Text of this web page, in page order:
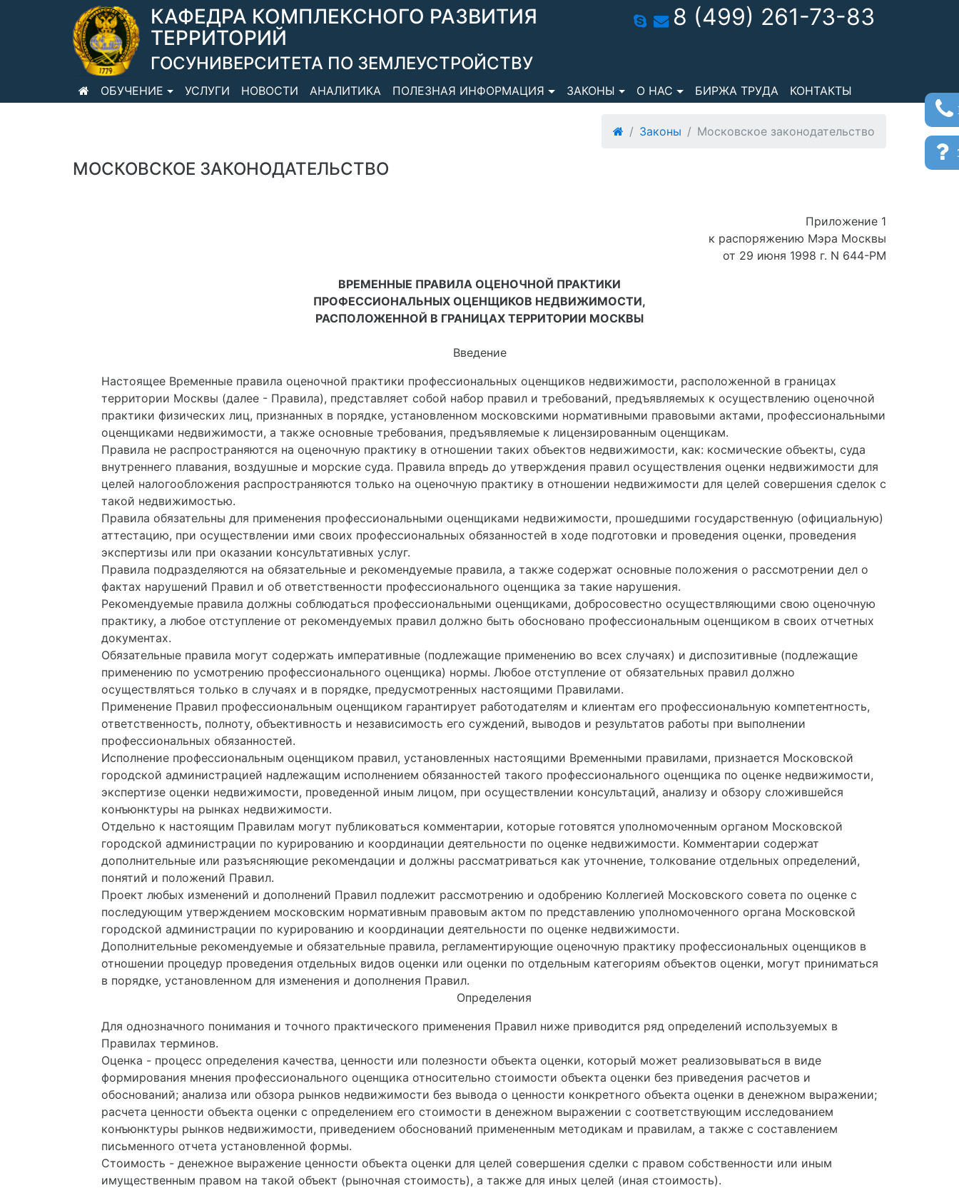
КАФЕДРА КОМПЛЕКСНОГО РАЗВИТИЯ
ТЕРРИТОРИЙ
ГОСУНИВЕРСИТЕТА ПО ЗЕМЛЕУСТРОЙСТВУ
8 (499) 261-73-83
ОБУЧЕНИЕ УСЛУГИ НОВОСТИ АНАЛИТИКА ПОЛЕЗНАЯ ИНФОРМАЦИЯ ЗАКОНЫ О НАС БИРЖА ТРУДА КОНТАКТЫ
Законы Московское законодательство
МОСКОВСКОЕ ЗАКОНОДАТЕЛЬСТВО
Приложение 1
к распоряжению Мэра Москвы
от 29 июня 1998 г. N 644-РМ
ВРЕМЕННЫЕ ПРАВИЛА ОЦЕНОЧНОЙ ПРАКТИКИ
ПРОФЕССИОНАЛЬНЫХ ОЦЕНЩИКОВ НЕДВИЖИМОСТИ,
РАСПОЛОЖЕННОЙ В ГРАНИЦАХ ТЕРРИТОРИИ МОСКВЫ
Введение
Настоящее Временные правила оценочной практики профессиональных оценщиков недвижимости, расположенной в границах
территории Москвы (далее - Правила), представляет собой набор правил и требований, предъявляемых к осуществлению оценочной
практики физических лиц, признанных в порядке, установленном московскими нормативными правовыми актами, профессиональными
оценщиками недвижимости, а также основные требования, предъявляемые к лицензированным оценщикам.
Правила не распространяются на оценочную практику в отношении таких объектов недвижимости, как: космические объекты, суда
внутреннего плавания, воздушные и морские суда. Правила впредь до утверждения правил осуществления оценки недвижимости для
целей налогообложения распространяются только на оценочную практику в отношении недвижимости для целей совершения сделок с
такой недвижимостью.
Правила обязательны для применения профессиональными оценщиками недвижимости, прошедшими государственную (официальную)
аттестацию, при осуществлении ими своих профессиональных обязанностей в ходе подготовки и проведения оценки, проведения
экспертизы или при оказании консультативных услуг.
Правила подразделяются на обязательные и рекомендуемые правила, а также содержат основные положения о рассмотрении дел о
фактах нарушений Правил и об ответственности профессионального оценщика за такие нарушения.
Рекомендуемые правила должны соблюдаться профессиональными оценщиками, добросовестно осуществляющими свою оценочную
практику, а любое отступление от рекомендуемых правил должно быть обосновано профессиональным оценщиком в своих отчетных
документах.
Обязательные правила могут содержать императивные (подлежащие применению во всех случаях) и диспозитивные (подлежащие
применению по усмотрению профессионального оценщика) нормы. Любое отступление от обязательных правил должно
осуществляться только в случаях и в порядке, предусмотренных настоящими Правилами.
Применение Правил профессиональным оценщиком гарантирует работодателям и клиентам его профессиональную компетентность,
ответственность, полноту, объективность и независимость его суждений, выводов и результатов работы при выполнении
профессиональных обязанностей.
Исполнение профессиональным оценщиком правил, установленных настоящими Временными правилами, признается Московской
городской администрацией надлежащим исполнением обязанностей такого профессионального оценщика по оценке недвижимости,
экспертизе оценки недвижимости, проведенной иным лицом, при осуществлении консультаций, анализу и обзору сложившейся
конъюнктуры на рынках недвижимости.
Отдельно к настоящим Правилам могут публиковаться комментарии, которые готовятся уполномоченным органом Московской
городской администрации по курированию и координации деятельности по оценке недвижимости. Комментарии содержат
дополнительные или разъясняющие рекомендации и должны рассматриваться как уточнение, толкование отдельных определений,
понятий и положений Правил.
Проект любых изменений и дополнений Правил подлежит рассмотрению и одобрению Коллегией Московского совета по оценке с
последующим утверждением московским нормативным правовым актом по представлению уполномоченного органа Московской
городской администрации по курированию и координации деятельности по оценке недвижимости.
Дополнительные рекомендуемые и обязательные правила, регламентирующие оценочную практику профессиональных оценщиков в
отношении процедур проведения отдельных видов оценки или оценки по отдельным категориям объектов оценки, могут приниматься
в порядке, установленном для изменения и дополнения Правил.
Определения
Для однозначного понимания и точного практического применения Правил ниже приводится ряд определений используемых в
Правилах терминов.
Оценка - процесс определения качества, ценности или полезности объекта оценки, который может реализовываться в виде
формирования мнения профессионального оценщика относительно стоимости объекта оценки без приведения расчетов и
обоснований; анализа или обзора рынков недвижимости без вывода о ценности конкретного объекта оценки в денежном выражении;
расчета ценности объекта оценки с определением его стоимости в денежном выражении с соответствующим исследованием
конъюнктуры рынков недвижимости, приведением обоснований примененным методикам и правилам, а также с составлением
письменного отчета установленной формы.
Стоимость - денежное выражение ценности объекта оценки для целей совершения сделки с правом собственности или иным
имущественным правом на такой объект (рыночная стоимость), а также для иных целей (иная стоимость).